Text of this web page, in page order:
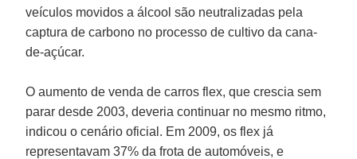
veículos movidos a álcool são neutralizadas pela
captura de carbono no processo de cultivo da cana-
de-açúcar.
O aumento de venda de carros flex, que crescia sem
parar desde 2003, deveria continuar no mesmo ritmo,
indicou o cenário oficial. Em 2009, os flex já
representavam 37% da frota de automóveis, e